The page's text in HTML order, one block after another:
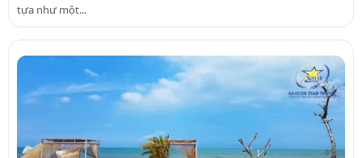
tựa như một...